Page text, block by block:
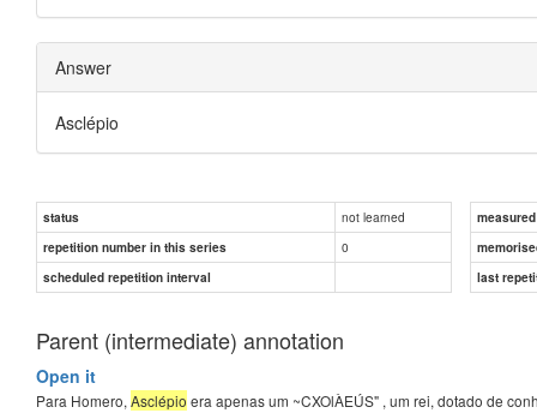
Answer
Asclépio
status not learned
repetition number in this series
0
scheduled repetition interval
last
Parent (intermediate) annotation
Open it
Para Homero, Asclépio era apenas um ~CXOlÀEÚS" , um rei, dotado de